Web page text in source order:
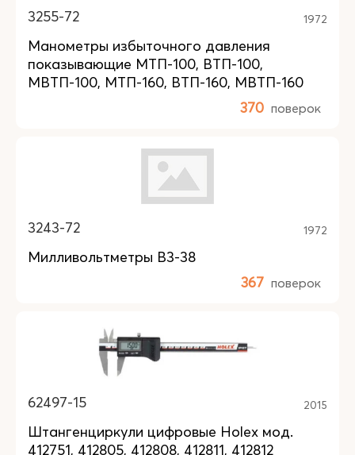
3255-72 1972
Манометры избыточного давления
показывающие МТП-100, ВТП-100,
МВТП-100, МТП-160, ВТП-160, МВТП-160
370 поверок
3243-72 1972
Милливольтметры В3-38
367 поверок
62497-15 2015
Штангенциркули цифровые Holex мод.
412751, 412805, 412808, 412811, 412812